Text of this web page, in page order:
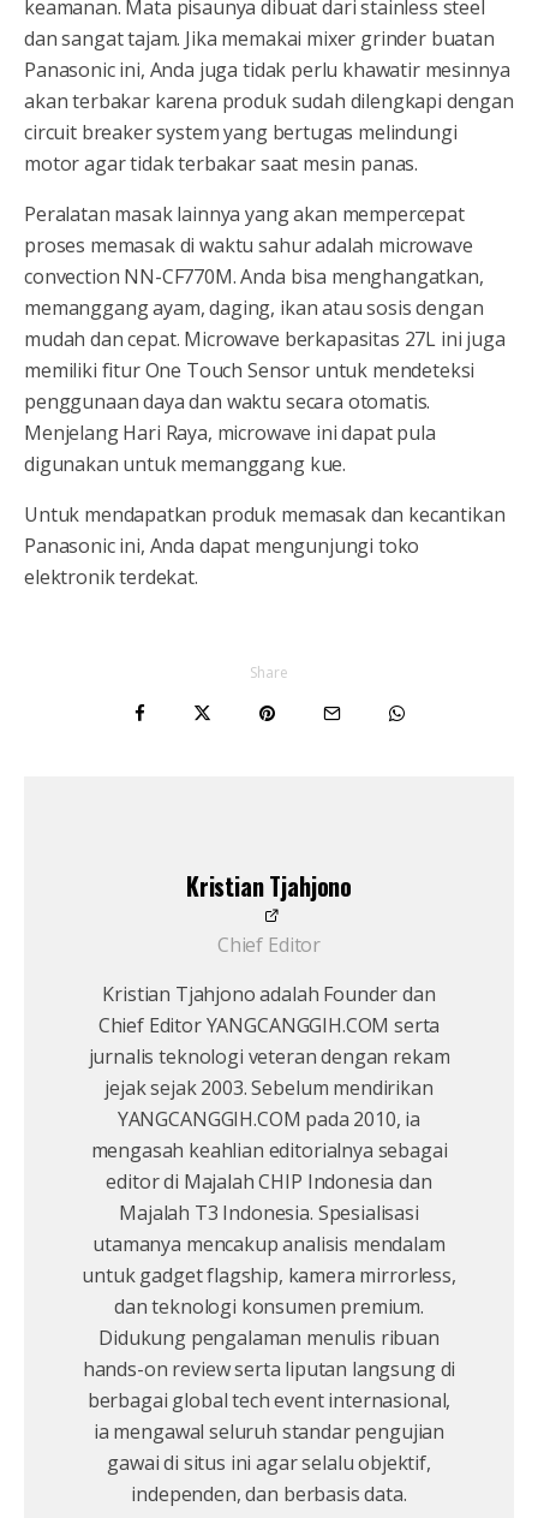
keamanan. Mata pisaunya dibuat dari stainless steel
dan sangat tajam. Jika memakai mixer grinder buatan
Panasonic ini, Anda juga tidak perlu khawatir mesinnya
akan terbakar karena produk sudah dilengkapi dengan
circuit breaker system yang bertugas melindungi
motor agar tidak terbakar saat mesin panas.
Peralatan masak lainnya yang akan mempercepat
proses memasak di waktu sahur adalah microwave
convection NN-CF770M. Anda bisa menghangatkan,
memanggang ayam, daging, ikan atau sosis dengan
mudah dan cepat. Microwave berkapasitas 27L ini juga
memiliki fitur One Touch Sensor untuk mendeteksi
penggunaan daya dan waktu secara otomatis.
Menjelang Hari Raya, microwave ini dapat pula
digunakan untuk memanggang kue.
Untuk mendapatkan produk memasak dan kecantikan
Panasonic ini, Anda dapat mengunjungi toko
elektronik terdekat.
Share
Kristian Tjahjono
Chief Editor
Kristian Tjahjono adalah Founder dan
Chief Editor YANGCANGGIH.COM serta
jurnalis teknologi veteran dengan rekam
jejak sejak 2003. Sebelum mendirikan
YANGCANGGIH.COM pada 2010, ia
mengasah keahlian editorialnya sebagai
editor di Majalah CHIP Indonesia dan
Majalah T3 Indonesia. Spesialisasi
utamanya mencakup analisis mendalam
untuk gadget flagship, kamera mirrorless,
dan teknologi konsumen premium.
Didukung pengalaman menulis ribuan
hands-on review serta liputan langsung di
berbagai global tech event internasional,
ia mengawal seluruh standar pengujian
gawai di situs ini agar selalu objektif,
independen, dan berbasis data.